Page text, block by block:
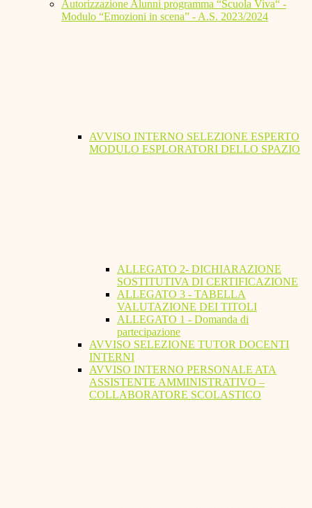
Autorizzazione Alunni programma “Scuola Viva“ -
Modulo “Emozioni in scena” - A.S. 2023/2024
AVVISO INTERNO SELEZIONE ESPERTO
MODULO ESPLORATORI DELLO SPAZIO
ALLEGATO 2- DICHIARAZIONE
SOSTITUTIVA DI CERTIFICAZIONE
ALLEGATO 3 - TABELLA
VALUTAZIONE DEI TITOLI
ALLEGATO 1 - Domanda di
partecipazione
AVVISO SELEZIONE TUTOR DOCENTI
INTERNI
AVVISO INTERNO PERSONALE ATA
ASSISTENTE AMMINISTRATIVO –
COLLABORATORE SCOLASTICO